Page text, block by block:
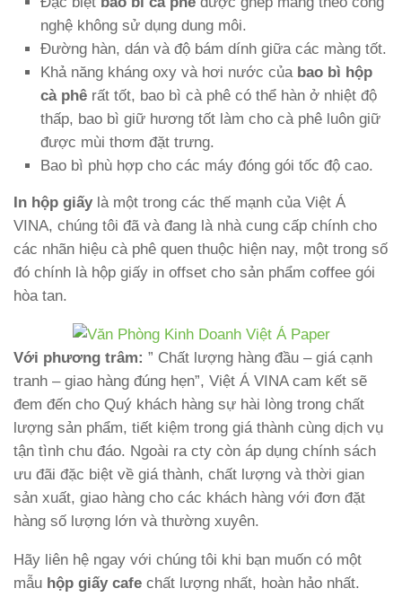
nghệ không sử dụng dung môi.
Đường hàn, dán và độ bám dính giữa các màng tốt.
Khả năng kháng oxy và hơi nước của bao bì hộp
cà phê rất tốt, bao bì cà phê có thể hàn ở nhiệt độ
thấp, bao bì giữ hương tốt làm cho cà phê luôn giữ
được mùi thơm đặt trưng.
Bao bì phù hợp cho các máy đóng gói tốc độ cao.
In hộp giấylà một trong các thế mạnh của Việt Á
VINA, chúng tôi đã và đang là nhà cung cấp chính cho
các nhãn hiệu cà phê quen thuộc hiện nay, một trong số
đó chính là hộp giấy in offset cho sản phẩm coffee gói
hòa tan.
Với phương trâm: ” Chất lượng hàng đầu – giá cạnh
tranh – giao hàng đúng hẹn”, Việt Á VINA cam kết sẽ
đem đến cho Quý khách hàng sự hài lòng trong chất
lượng sản phẩm, tiết kiệm trong giá thành cùng dịch vụ
tận tình chu đáo. Ngoài ra cty còn áp dụng chính sách
ưu đãi đặc biệt về giá thành, chất lượng và thời gian
sản xuất, giao hàng cho các khách hàng với đơn đặt
hàng số lượng lớn và thường xuyên.
Hãy liên hệ ngay với chúng tôi khi bạn muốn có một
mẫu hộp giấy cafe chất lượng nhất, hoàn hảo nhất.